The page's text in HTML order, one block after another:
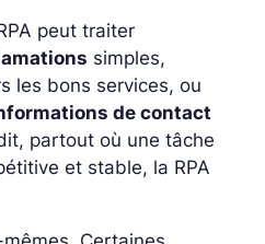
peut traiter
simples,
les bons services, ou
de contact
partout où une tâche
et stable, la RPA